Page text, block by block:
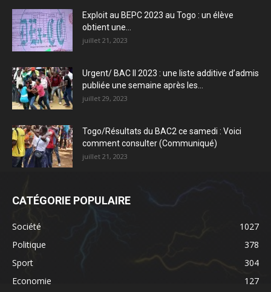
Exploit au BEPC 2023 au Togo : un élève
obtient une...
juillet 21, 2023
Urgent/ BAC II 2023 : une liste additive d’admis
publiée une semaine après les...
juillet 29, 2023
Togo/Résultats du BAC2 ce samedi : Voici
comment consulter (Communiqué)
juillet 21, 2023
CATÉGORIE POPULAIRE
Société
1027
Politique
378
Sport
304
Economie
127